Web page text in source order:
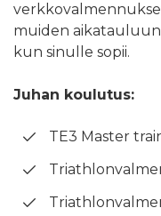
muiden
kun sinulle sopii.
Juhan koulutus:
TE3 Master